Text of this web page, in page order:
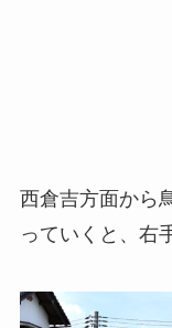
西倉吉方面から
っていくと、右